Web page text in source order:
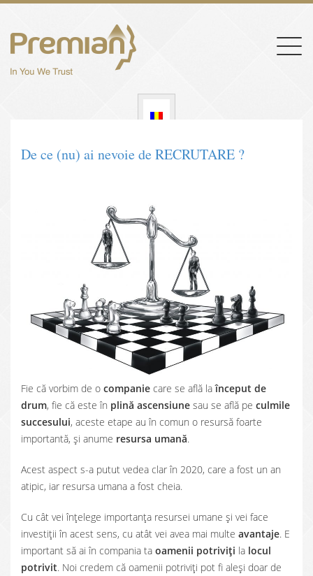
De ce (nu) ai nevoie de RECRUTARE ?
Fie că vorbim de o companie care se află laînceput de
drum, fie că este în plină ascensiune sau se află pe culmile
succesului, aceste etape au în comun o resursă foarte
importantă, și anume resursa umană.
Acest aspect s-a putut vedea clar în 2020, care a fost un an
atipic, iar resursa umana a fost cheia.
Cu cât vei înțelege importanța resursei umane și vei face
investiții în acest sens, cu atât vei avea mai multe avantaje. E
important să ai în compania ta oamenii potriviți la locul
potrivit. Noi credem că oamenii potriviți pot fi aleși doar de